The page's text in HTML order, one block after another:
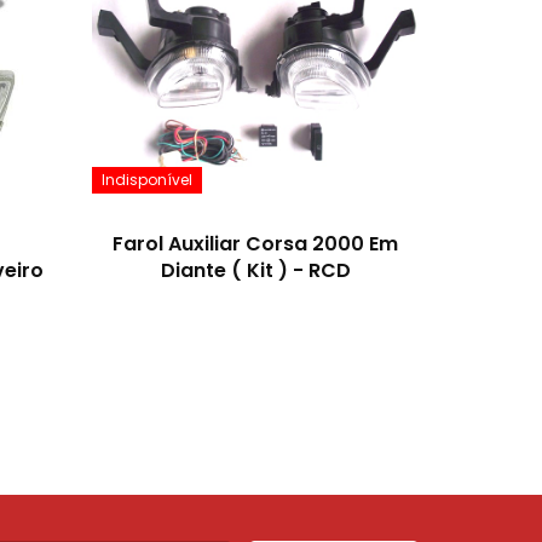
Farol Auxiliar Corsa 2000 Em
Diante ( Kit ) - RCD
Indisponível